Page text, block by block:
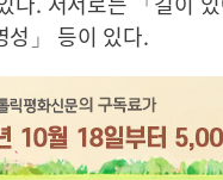
성」 등이 있다.